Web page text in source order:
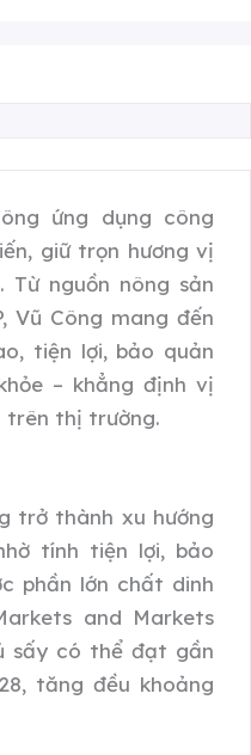
ứng dụng công
giữ trọn hương vị
nguồn nông sản
Vũ Công mang đến
tiện lợi, bảo quản
– khẳng định vị
trên thị trường.
trở thành xu hướng
tính tiện lợi, bảo
phần lớn chất dinh
and Markets
sấy có thể đạt gần
tăng đều khoảng